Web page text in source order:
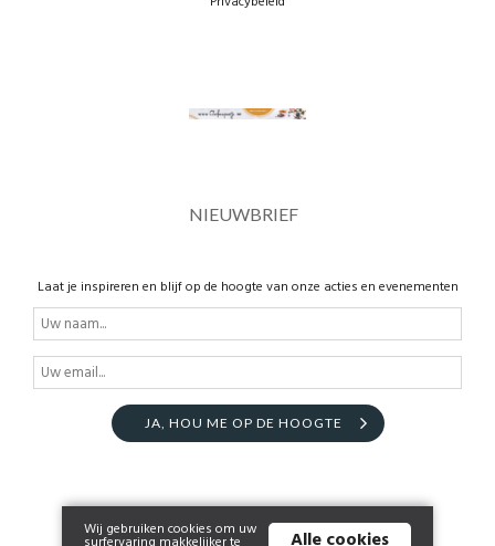
NIEUWBRIEF
Laat je inspireren en blijf op de hoogte van onze acties en evenementen
JA, HOU ME OP DE HOOGTE
Wij gebruiken cookies om uw